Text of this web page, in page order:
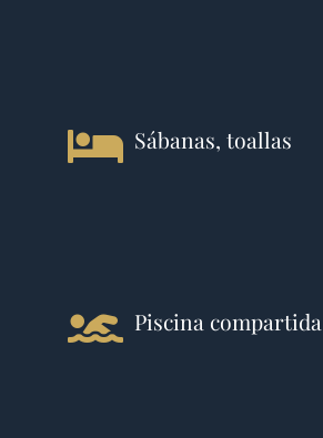
Sábanas, toallas
Piscina compartida